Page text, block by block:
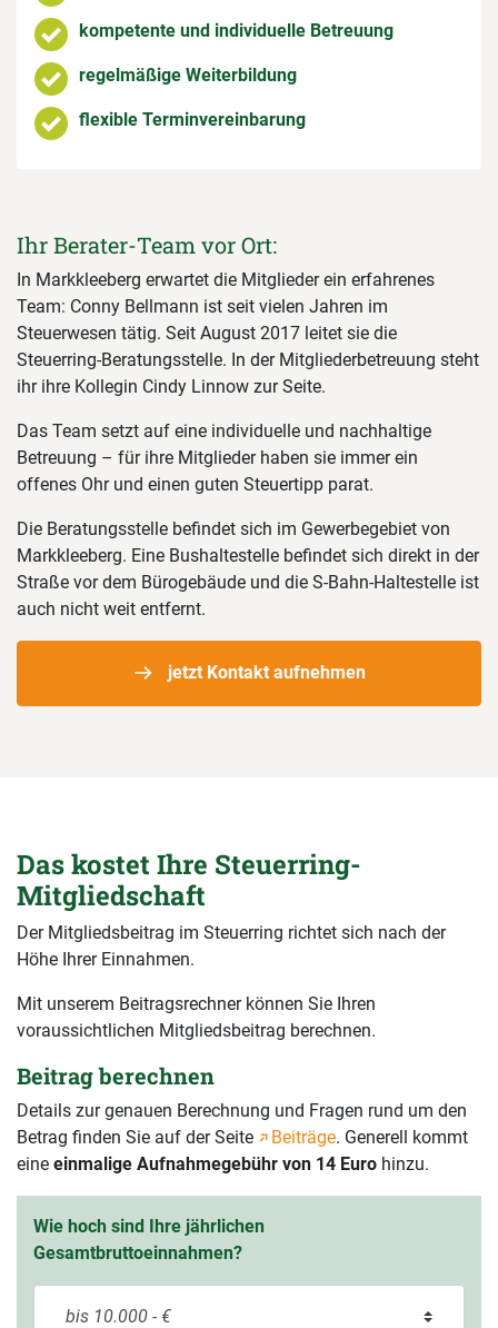
kompetente und individuelle Betreuung
regelmäßige Weiterbildung
flexible Terminvereinbarung
Ihr Berater-Team vor Ort:
In Markkleeberg erwartet die Mitglieder ein erfahrenes
Team: Conny Bellmann ist seit vielen Jahren im
Steuerwesen tätig. Seit August 2017 leitet sie die
Steuerring-Beratungsstelle. In der Mitgliederbetreuung steht
ihr ihre Kollegin Cindy Linnow zur Seite.
Das Team setzt auf eine individuelle und nachhaltige
Betreuung – für ihre Mitglieder haben sie immer ein
offenes Ohr und einen guten Steuertipp parat.
Die Beratungsstelle befindet sich im Gewerbegebiet von
Markkleeberg. Eine Bushaltestelle befindet sich direkt in der
Straße vor dem Bürogebäude und die S-Bahn-Haltestelle ist
auch nicht weit entfernt.
jetzt Kontakt aufnehmen
Das kostet Ihre Steuerring-
Mitgliedschaft
Der Mitgliedsbeitrag im Steuerring richtet sich nach der
Höhe Ihrer Einnahmen.
Mit unserem Beitragsrechner können Sie Ihren
voraussichtlichen Mitgliedsbeitrag berechnen.
Beitrag berechnen
Details zur genauen Berechnung und Fragen rund um den
Betrag finden Sie auf der Seite
Beiträge. Generell kommt
eine einmalige Aufnahmegebühr von 14 Euro hinzu.
Wie hoch sind Ihre jährlichen
Gesamtbruttoeinnahmen?